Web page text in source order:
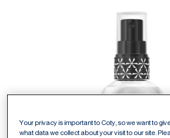
Your privacy is important to Coty, so we want to
what data we collect about your visit to our site.